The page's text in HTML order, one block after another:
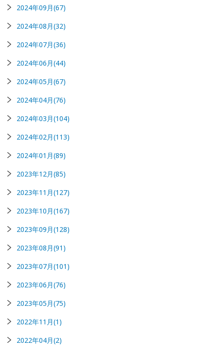
2024年09月(67)
2024年08月(32)
2024年07月(36)
2024年06月(44)
2024年05月(67)
2024年04月(76)
2024年03月(104)
2024年02月(113)
2024年01月(89)
2023年12月(85)
2023年11月(127)
2023年10月(167)
2023年09月(128)
2023年08月(91)
2023年07月(101)
2023年06月(76)
2023年05月(75)
2022年11月(1)
2022年04月(2)